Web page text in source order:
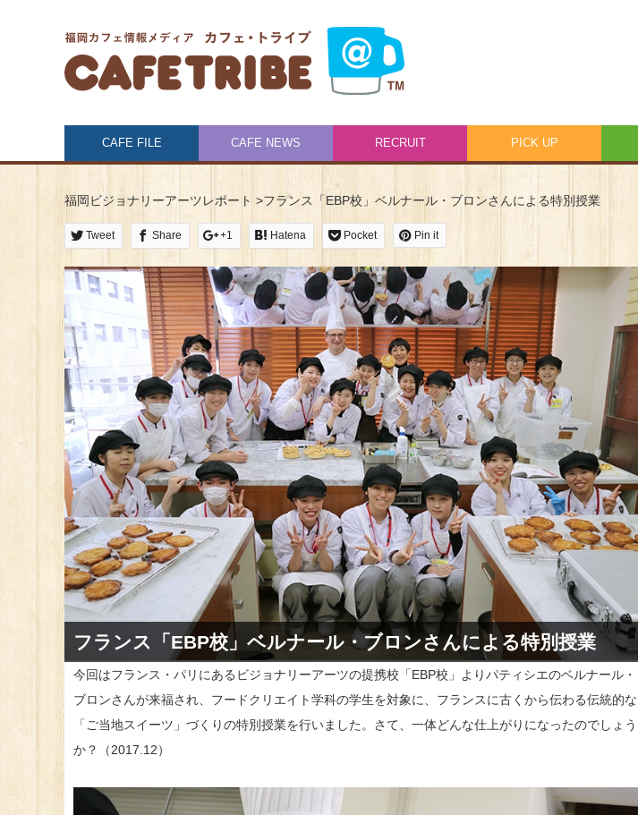
CAFE FILE CAFE NEWS RECRUIT PICK UP
福岡ビジョナリーアーツレポート >フランス「EBP校」ベルナール・ブロンさんによる特別授業
Tweet Share +1 Hatena Pocket Pin it
フランス「EBP校」ベルナール・ブロンさんによる特別授業
今回はフランス・パリにあるビジョナリーアーツの提携校「EBP校」よりパティシエのベルナール・
ブロンさんが来福され、フードクリエイト学科の学生を対象に、フランスに古くから伝わる伝統的な
「ご当地スイーツ」づくりの特別授業を行いました。さて、一体どんな仕上がりになったのでしょう
か？（2017.12）